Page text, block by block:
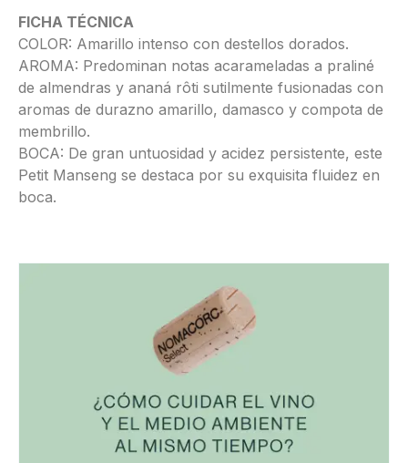
FICHA TÉCNICA
COLOR: Amarillo intenso con destellos dorados.
AROMA: Predominan notas acarameladas a praliné
de almendras y ananá rôti sutilmente fusionadas con
aromas de durazno amarillo, damasco y compota de
membrillo.
BOCA: De gran untuosidad y acidez persistente, este
Petit Manseng se destaca por su exquisita fluidez en
boca.